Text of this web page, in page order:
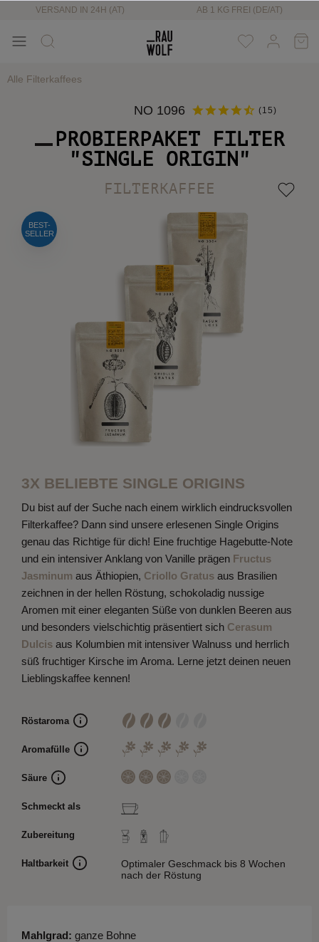
VERSAND IN 24H (AT) AB 1 KG FREI (DE/AT)
Alle Filterkaffees
NO 1096 (15)
PROBIERPAKET FILTER
"SINGLE ORIGIN"
FILTERKAFFEE
BEST-
SELLER
3X BELIEBTE SINGLE ORIGINS
Du bist auf der Suche nach einem wirklich eindrucksvollen
Filterkaffee? Dann sind unsere erlesenen Single Origins
genau das Richtige für dich! Eine fruchtige Hagebutte-Note
und ein intensiver Anklang von Vanille prägen Fructus
Jasminum aus Äthiopien, Criollo Gratus aus Brasilien
zeichnen in der hellen Röstung, schokoladig nussige
Aromen mit einer eleganten Süße von dunklen Beeren aus
und besonders vielschichtig präsentiert sich Cerasum
Dulcis aus Kolumbien mit intensiver Walnuss und herrlich
süß fruchtiger Kirsche im Aroma. Lerne jetzt deinen neuen
Lieblingskaffee kennen!
Röstaroma
Aromafülle
Säure
Schmeckt als
Zubereitung
Haltbarkeit
Optimaler Geschmack bis 8 Wochen
nach der Röstung
Mahlgrad: ganze Bohne